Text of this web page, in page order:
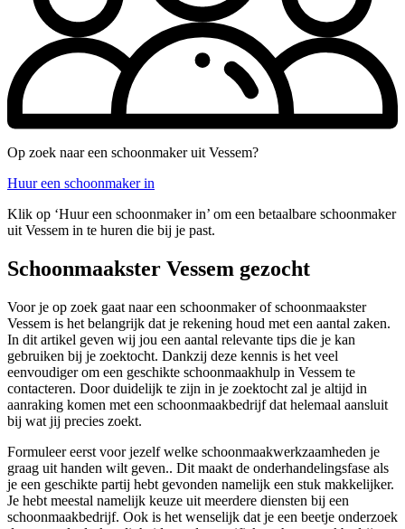
Op zoek naar een schoonmaker uit Vessem?
Huur een schoonmaker in
Klik op ‘Huur een schoonmaker in’ om een betaalbare schoonmaker
uit Vessem in te huren die bij je past.
Schoonmaakster Vessem gezocht
Voor je op zoek gaat naar een schoonmaker of schoonmaakster
Vessem is het belangrijk dat je rekening houd met een aantal zaken.
In dit artikel geven wij jou een aantal relevante tips die je kan
gebruiken bij je zoektocht. Dankzij deze kennis is het veel
eenvoudiger om een geschikte schoonmaakhulp in Vessem te
contacteren. Door duidelijk te zijn in je zoektocht zal je altijd in
aanraking komen met een schoonmaakbedrijf dat helemaal aansluit
bij wat jij precies zoekt.
Formuleer eerst voor jezelf welke schoonmaakwerkzaamheden je
graag uit handen wilt geven.. Dit maakt de onderhandelingsfase als
je een geschikte partij hebt gevonden namelijk een stuk makkelijker.
Je hebt meestal namelijk keuze uit meerdere diensten bij een
schoonmaakbedrijf. Ook is het wenselijk dat je een beetje onderzoek